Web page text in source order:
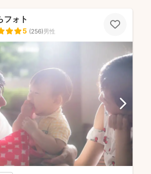
フォト
5 (256)男性